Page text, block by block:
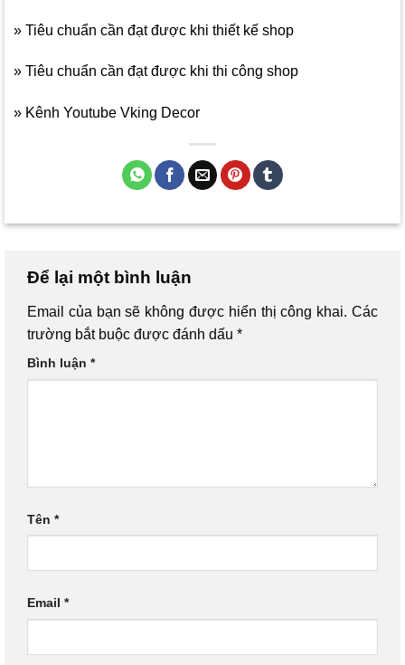
» Tiêu chuẩn cần đạt được khi thiết kế shop
» Tiêu chuẩn cần đạt được khi thi công shop
» Kênh Youtube Vking Decor
Để lại một bình luận
Email của bạn sẽ không được hiển thị công khai. Các
trường bắt buộc được đánh dấu *
Bình luận *
Tên *
Email *